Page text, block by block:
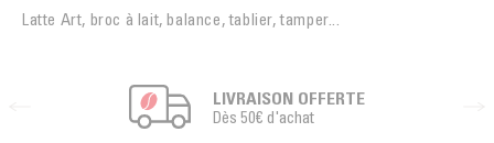
Latte Art, broc à lait, balance, tablier, tamper...
LIVRAISON OFFERTE
Dès 50€ d'achat